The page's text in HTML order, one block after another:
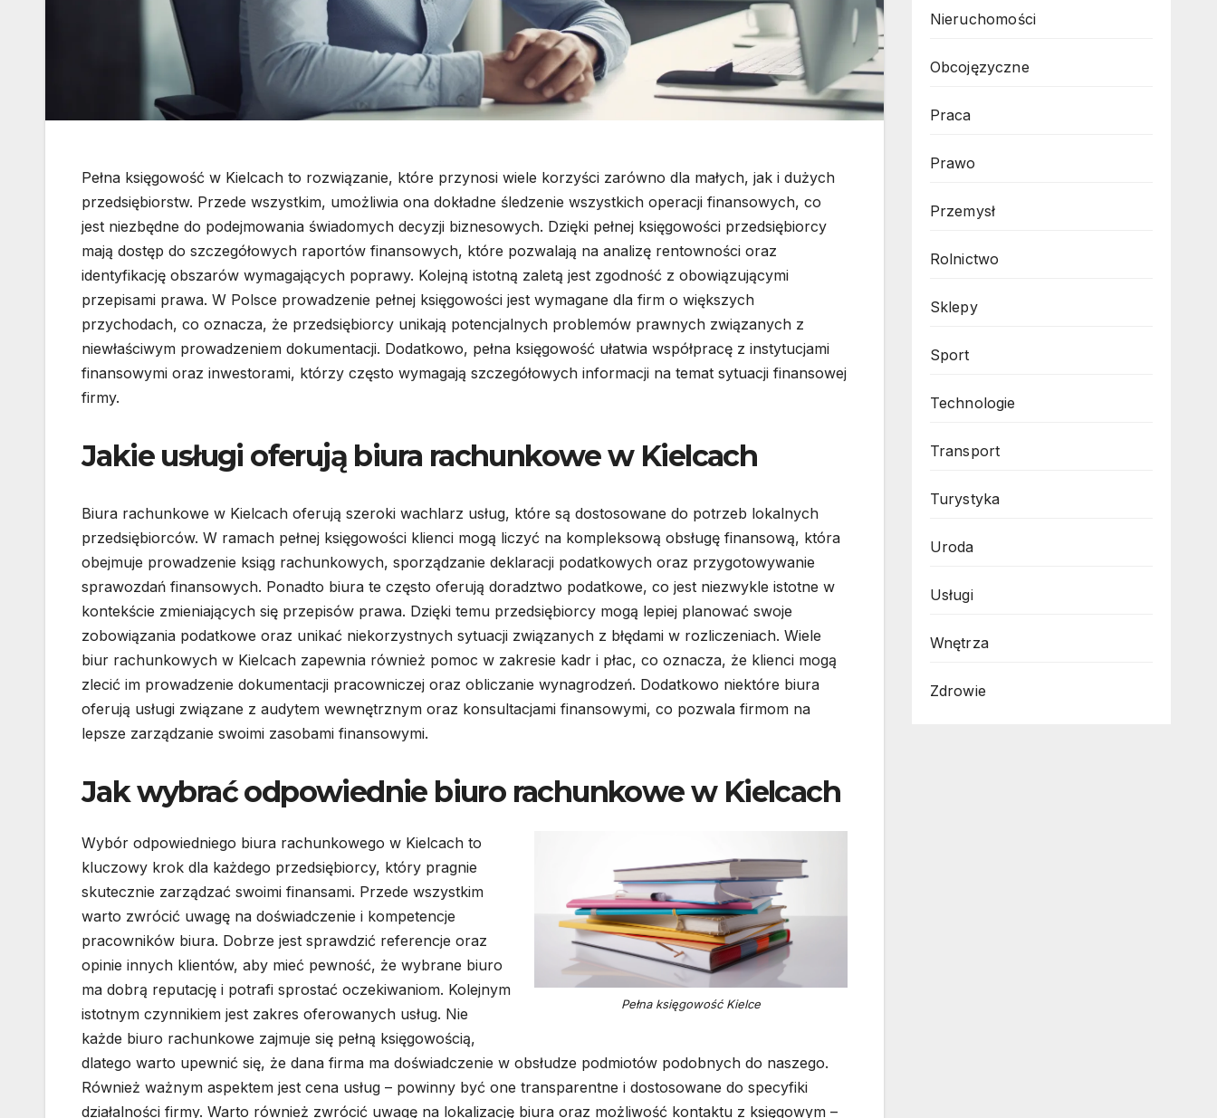
Pełna księgowość w Kielcach to rozwiązanie, które przynosi wiele korzyści zarówno dla małych, jak i dużych
przedsiębiorstw. Przede wszystkim, umożliwia ona dokładne śledzenie wszystkich operacji finansowych, co
jest niezbędne do podejmowania świadomych decyzji biznesowych. Dzięki pełnej księgowości przedsiębiorcy
mają dostęp do szczegółowych raportów finansowych, które pozwalają na analizę rentowności oraz
identyfikację obszarów wymagających poprawy. Kolejną istotną zaletą jest zgodność z obowiązującymi
przepisami prawa. W Polsce prowadzenie pełnej księgowości jest wymagane dla firm o większych
przychodach, co oznacza, że przedsiębiorcy unikają potencjalnych problemów prawnych związanych z
niewłaściwym prowadzeniem dokumentacji. Dodatkowo, pełna księgowość ułatwia współpracę z instytucjami
finansowymi oraz inwestorami, którzy często wymagają szczegółowych informacji na temat sytuacji finansowej
firmy.
Jakie usługi oferują biura rachunkowe w Kielcach
Biura rachunkowe w Kielcach oferują szeroki wachlarz usług, które są dostosowane do potrzeb lokalnych
przedsiębiorców. W ramach pełnej księgowości klienci mogą liczyć na kompleksową obsługę finansową, która
obejmuje prowadzenie ksiąg rachunkowych, sporządzanie deklaracji podatkowych oraz przygotowywanie
sprawozdań finansowych. Ponadto biura te często oferują doradztwo podatkowe, co jest niezwykle istotne w
kontekście zmieniających się przepisów prawa. Dzięki temu przedsiębiorcy mogą lepiej planować swoje
zobowiązania podatkowe oraz unikać niekorzystnych sytuacji związanych z błędami w rozliczeniach. Wiele
biur rachunkowych w Kielcach zapewnia również pomoc w zakresie kadr i płac, co oznacza, że klienci mogą
zlecić im prowadzenie dokumentacji pracowniczej oraz obliczanie wynagrodzeń. Dodatkowo niektóre biura
oferują usługi związane z audytem wewnętrznym oraz konsultacjami finansowymi, co pozwala firmom na
lepsze zarządzanie swoimi zasobami finansowymi.
Jak wybrać odpowiednie biuro rachunkowe w Kielcach
Pełna księgowość Kielce
Wybór odpowiedniego biura rachunkowego w Kielcach to
kluczowy krok dla każdego przedsiębiorcy, który pragnie
skutecznie zarządzać swoimi finansami. Przede wszystkim
warto zwrócić uwagę na doświadczenie i kompetencje
pracowników biura. Dobrze jest sprawdzić referencje oraz
opinie innych klientów, aby mieć pewność, że wybrane biuro
ma dobrą reputację i potrafi sprostać oczekiwaniom. Kolejnym
istotnym czynnikiem jest zakres oferowanych usług. Nie
każde biuro rachunkowe zajmuje się pełną księgowością,
dlatego warto upewnić się, że dana firma ma doświadczenie w obsłudze podmiotów podobnych do naszego.
Również ważnym aspektem jest cena usług – powinny być one transparentne i dostosowane do specyfiki
działalności firmy. Warto również zwrócić uwagę na lokalizację biura oraz możliwość kontaktu z księgowym –
Nieruchomości
Obcojęzyczne
Praca
Prawo
Przemysł
Rolnictwo
Sklepy
Sport
Technologie
Transport
Turystyka
Uroda
Usługi
Wnętrza
Zdrowie